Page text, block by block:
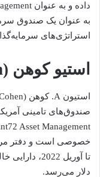
به عنوان یک صندوق
استراتژی‌های
استیو کوهن (Steve Cohen) کیست؟
صندوق‌های تامینی
خصوصی است و دفتر
دلار می‌رسد.